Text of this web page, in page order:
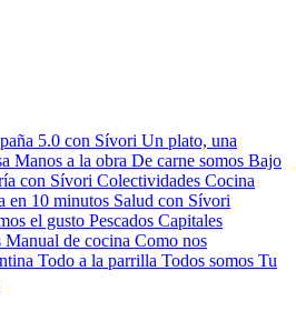
5.0 con Sívori Un plato, una
Manos a la obra De carne somos Bajo
con Sívori Colectividades Cocina
en 10 minutos Salud con Sívori
el gusto Pescados Capitales
Manual de cocina Como nos
Todo a la parrilla Todos somos Tu